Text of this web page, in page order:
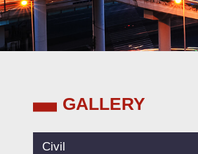
GALLERY
Civil